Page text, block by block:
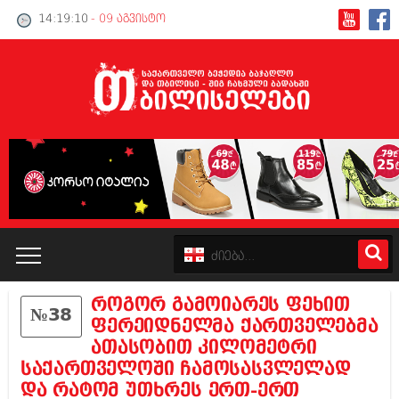
14:19:10 - 09 აგვისტო
კატალოგი
პოლიტიკა
ინტერვიუები
№38
როგორ გამოიარეს ფეხით
ფერეიდნელმა ქართველებმა
ათასობით კილომეტრი
საქართველოში ჩამოსასვლელად
და რატომ უთხრეს ერთ-ერთ